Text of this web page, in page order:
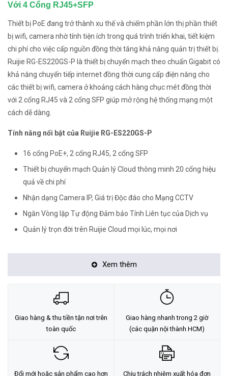
Với 4 Cổng RJ45+SFP
Thiết bị PoE đang trở thành xu thế và chiếm phần lớn thị phần thiết
bị wifi, camera nhờ tính tiện ích trong quá trình triển khai, tiết kiệm
chi phí cho việc cấp nguồn đồng thời tăng khả năng quản trị thiết bị.
Ruijie RG-ES220GS-P là thiết bị chuyển mạch theo chuẩn Gigabit có
khả năng chuyển tiếp internet đồng thời cung cấp điện năng cho
các thiết bị wifi, camera ở khoảng cách hàng chục mét đồng thời
với 2 cổng RJ45 và 2 cổng SFP giúp mở rộng hệ thống mạng một
cách dễ dàng.
Tính năng nổi bật của Ruijie RG-ES220GS-P
16 cổng PoE+, 2 cổng RJ45, 2 cổng SFP
Thiết bị chuyển mạch Quản lý Cloud thông minh 20 cổng hiệu
quả về chi phí
Nhận dạng Camera IP, Giá trị Độc đáo cho Mạng CCTV
Ngăn Vòng lặp Tự động Đảm bảo Tính Liên tục của Dịch vụ
Quản lý trọn đời trên Ruijie Cloud mọi lúc, mọi nơi
Xem thêm
Giao hàng & thu tiền tận nơi trên
toàn quốc
Giao hàng nhanh trong 2 giờ
(các quận nội thành HCM)
Đổi mới hoặc sản phẩm cao hơn
Chịu trách nhiệm xuất hóa đơn